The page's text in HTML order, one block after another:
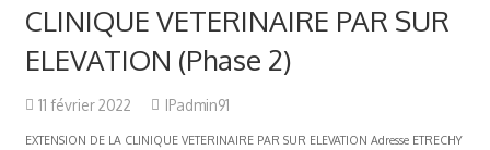
CLINIQUE VETERINAIRE PAR SUR
ELEVATION (Phase 2)
11 février 2022 IPadmin91
EXTENSION DE LA CLINIQUE VETERINAIRE PAR SUR ELEVATION Adresse ETRECHY